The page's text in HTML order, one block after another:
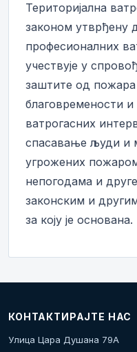
Територијална
законом утврђену
професионалних
учествује у
заштите од пожара
благовремености
ватрогасних
спасавање људи и
угрожених
непогодама и
законским и
за коју је основана.
КОНТАКТИРАЈТЕ НАС
Улица Цара Душана 79А